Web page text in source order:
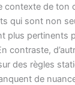
contexte de ton
qui sont non
plus pertinents
contraste,
des règles
de